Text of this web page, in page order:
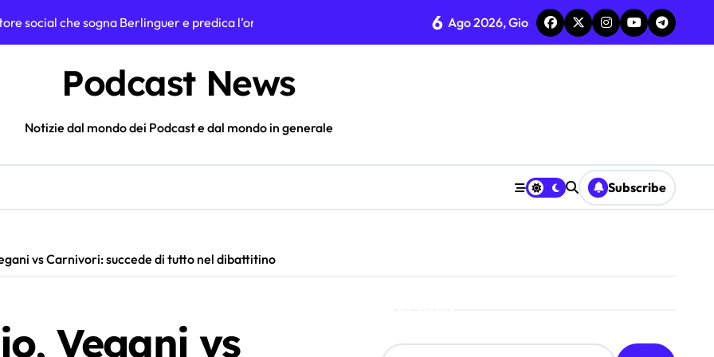
social che sogna Berlinguer e predica l’ordinarietà
500 sigarette elettroniche usa e getta: il test che apre una riflessione sul riciclo
icona social e volto “sexy” che ha rivoluzionato lo skate femminile
l’incredibile esperimento di LabCoatz
6 Ago 2026, Gio
Podcast News
Notizie dal mondo dei Podcast e dal mondo in generale
Subscribe
vs Carnivori: succede di tutto nel dibattitino
Vegani vs